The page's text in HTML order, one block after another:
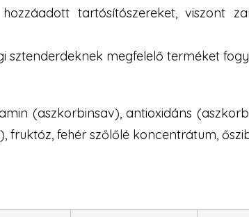
tartósítószereket, viszont
sztenderdeknek megfelelő terméket
(aszkorbinsav), antioxidáns
fehér szőlőlé koncentrátum,